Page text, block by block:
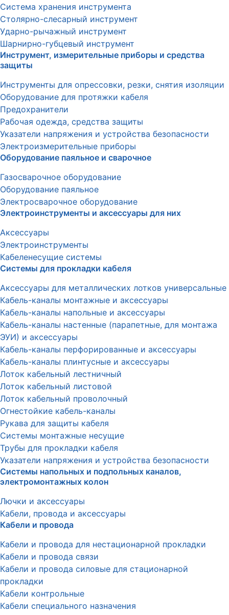
Система хранения инструмента
Столярно-слесарный инструмент
Ударно-рычажный инструмент
Шарнирно-губцевый инструмент
Инструмент, измерительные приборы и средства
защиты
Инструменты для опрессовки, резки, снятия изоляции
Оборудование для протяжки кабеля
Предохранители
Рабочая одежда, средства защиты
Указатели напряжения и устройства безопасности
Электроизмерительные приборы
Оборудование паяльное и сварочное
Газосварочное оборудование
Оборудование паяльное
Электросварочное оборудование
Электроинструменты и аксессуары для них
Аксессуары
Электроинструменты
Кабеленесущие системы
Системы для прокладки кабеля
Аксессуары для металлических лотков универсальные
Кабель-каналы монтажные и аксессуары
Кабель-каналы напольные и аксессуары
Кабель-каналы настенные (парапетные, для монтажа
ЭУИ) и аксессуары
Кабель-каналы перфорированные и аксессуары
Кабель-каналы плинтусные и аксессуары
Лоток кабельный лестничный
Лоток кабельный листовой
Лоток кабельный проволочный
Огнестойкие кабель-каналы
Рукава для защиты кабеля
Системы монтажные несущие
Трубы для прокладки кабеля
Указатели напряжения и устройства безопасности
Системы напольных и подпольных каналов,
электромонтажных колон
Лючки и аксессуары
Кабели, провода и аксессуары
Кабели и провода
Кабели и провода для нестационарной прокладки
Кабели и провода связи
Кабели и провода силовые для стационарной
прокладки
Кабели контрольные
Кабели специального назначения